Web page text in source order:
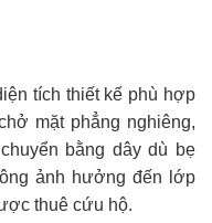
tích thiết kế phù hợp
mặt phẳng nghiêng,
bằng dây dù bẹ
ảnh hưởng đến lớp
thuê cứu hộ.